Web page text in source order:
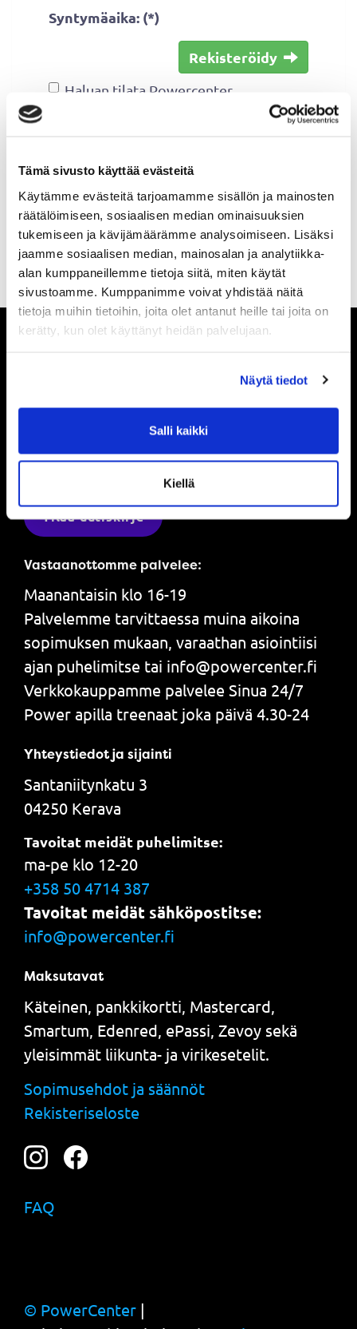
Tämä sivusto käyttää evästeitä
Käytämme evästeitä tarjoamamme sisällön ja mainosten
räätälöimiseen, sosiaalisen median ominaisuuksien
tukemiseen ja kävijämäärämme analysoimiseen. Lisäksi
jaamme sosiaalisen median, mainosalan ja analytiikka-
alan kumppaneillemme tietoja siitä, miten käytät
sivustoamme. Kumppanimme voivat yhdistää näitä
tietoja muihin tietoihin, joita olet antanut heille tai joita on
kerätty, kun olet käyttänyt heidän palvelujaan.
Näytä tiedot
Salli kaikki
Kiellä
Syntymäaika: (*)
Rekisteröidy
Haluan tilata Powercenter
(*) Tieto on pakollinen
tarjouksemme.
Tilaa uutiskirje
Vastaanottomme palvelee:
Maanantaisin klo 16-19
Palvelemme tarvittaessa muina aikoina
sopimuksen mukaan, varaathan asiointiisi
ajan puhelimitse tai info@powercenter.fi
Verkkokauppamme palvelee Sinua 24/7
Power apilla treenaat joka päivä 4.30-24
Yhteystiedot ja sijainti
Santaniitynkatu 3
04250 Kerava
Tavoitat meidät puhelimitse:
ma-pe klo 12-20
+358 50 4714 387
Tavoitat meidät sähköpostitse:
info@powercenter.fi
Maksutavat
Käteinen, pankkikortti, Mastercard,
Smartum, Edenred, ePassi, Zevoy sekä
yleisimmät liikunta- ja virikesetelit.
Sopimusehdot ja säännöt
Rekisteriseloste
FAQ
© PowerCenter |